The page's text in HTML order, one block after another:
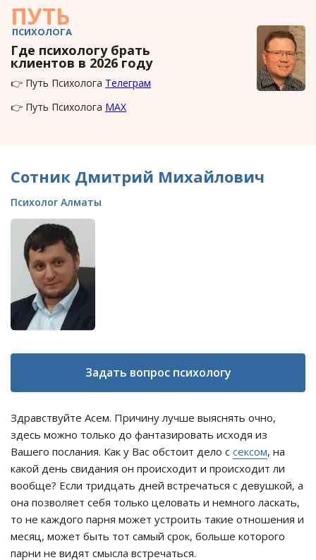
ПУТЬ
ПСИХОЛОГА
Где психологу брать
клиентов в 2026 году
👉 Путь Психолога Телеграм
👉 Путь Психолога MAX
Сотник Дмитрий Михайлович
Психолог Алматы
Задать вопрос психологу
Здравствуйте Асем. Причину лучше выяснять очно,
здесь можно только до фантазировать исходя из
Вашего послания. Как у Вас обстоит дело с сексом, на
какой день свидания он происходит и происходит ли
вообще? Если тридцать дней встречаться с девушкой, а
она позволяет себя только целовать и немного ласкать,
то не каждого парня может устроить такие отношения и
месяц, может быть тот самый срок, больше которого
парни не видят смысла встречаться.